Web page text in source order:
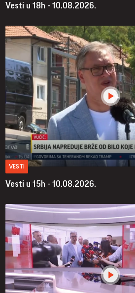
Vesti u 18h - 10.08.2026.
VESTI
Vesti u 15h - 10.08.2026.